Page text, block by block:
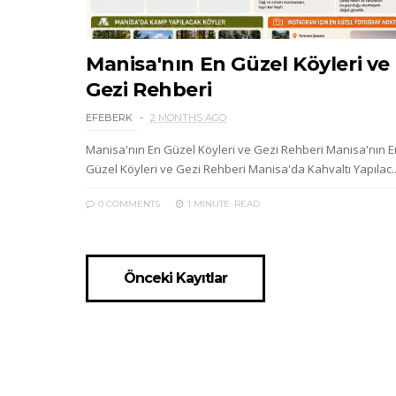
Manisa'nın En Güzel Köyleri ve
Gezi Rehberi
EFEBERK 2 MONTHS AGO
Manisa'nın En Güzel Köyleri ve Gezi Rehberi Manisa'nın
Güzel Köyleri ve Gezi Rehberi Manisa'da Kahvaltı
0 COMMENTS 1 MINUTE READ
Önceki Kayıtlar